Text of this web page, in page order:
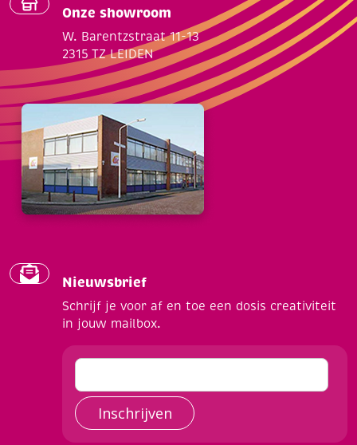
Onze showroom
W. Barentzstraat 11-13
2315 TZ LEIDEN
Nieuwsbrief
Schrijf je voor af en toe een dosis creativiteit
in jouw mailbox.
Inschrijven